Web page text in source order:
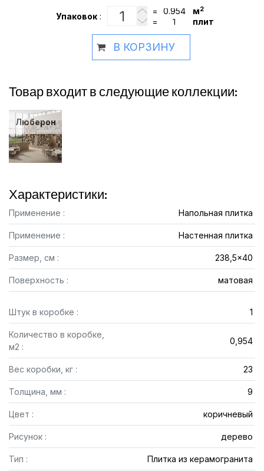
Упаковок :
= м2
= плит
В КОРЗИНУ
Товар входит в следующие коллекции:
Люберон
Характеристики:
Применение : Напольная плитка
Применение : Настенная плитка
Размер, см : 238,5x40
Поверхность : матовая
Штук в коробке : 1
Количество в коробке,
м2 :
0,954
Вес коробки, кг : 23
Толщина, мм : 9
Цвет : коричневый
Рисунок : дерево
Тип : Плитка из керамогранита